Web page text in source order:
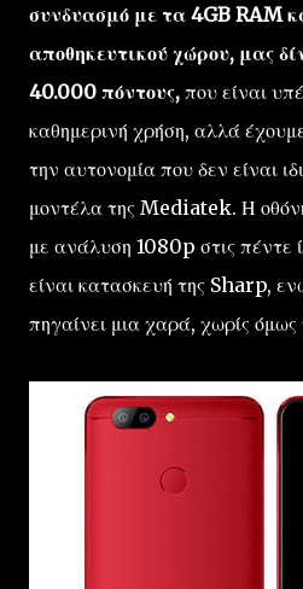
συνδυασμό με τα 4GB RAM
αποθηκευτικού χώρου, μας
40.000 πόντους, που είναι
καθημερινή χρήση, αλλά
την αυτονομία που δεν είναι
μοντέλα της Mediatek. Η
με ανάλυση 1080p στις πέντε
είναι κατασκευή της Sharp,
πηγαίνει μια χαρά, χωρίς όμως